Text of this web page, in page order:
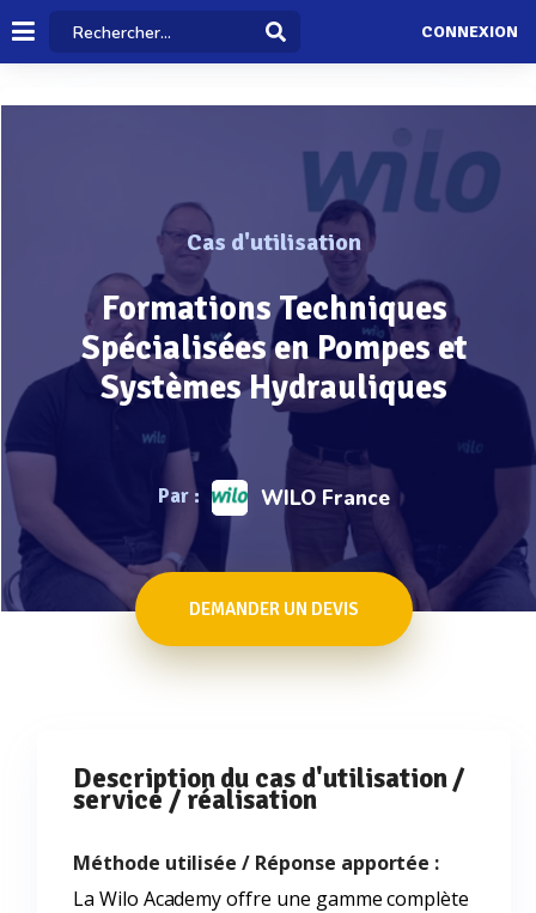
CONNEXION
Cas d'utilisation
Formations Techniques
Spécialisées en Pompes et
Systèmes Hydrauliques
Par : WILO France
DEMANDER UN DEVIS
Description du cas d'utilisation /
service / réalisation
Méthode utilisée / Réponse apportée :
La Wilo Academy offre une gamme complète